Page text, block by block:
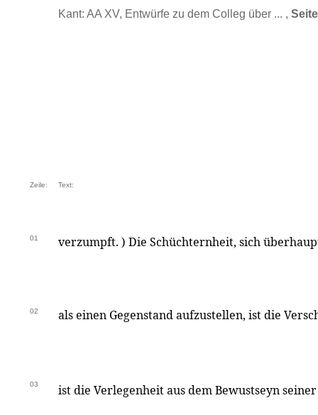
Kant: AA XV, Entwürfe zu dem Colleg über ... ,
Zeile: Text:
01 verzumpft. ) Die Schüchternheit, sich
02 als einen Gegenstand aufzustellen, ist die
03 ist die Verlegenheit aus dem Bewustseyn